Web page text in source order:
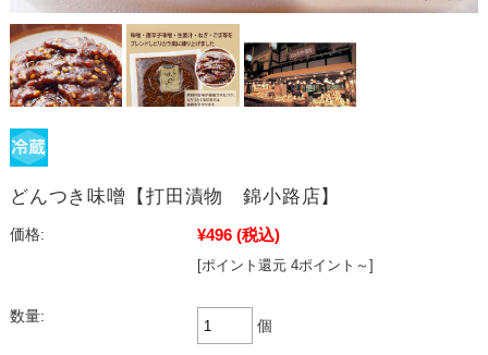
どんつき味噌【打田漬物 錦小路店】
価格: ¥496 (税込)
[ポイント還元 4ポイント～]
数量:
個